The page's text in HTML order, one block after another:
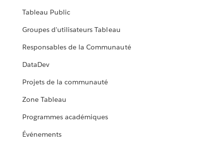
Tableau Public
Groupes d'utilisateurs Tableau
Responsables de la Communauté
DataDev
Projets de la communauté
Zone Tableau
Programmes académiques
Événements